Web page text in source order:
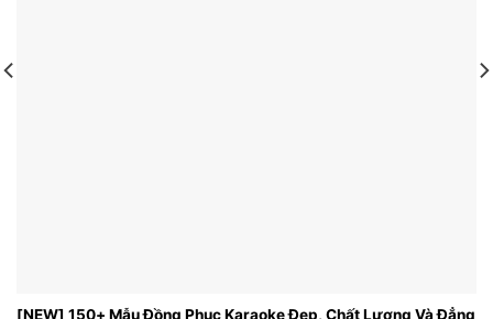
[NEW] 150+ Mẫu Đồng Phục Karaoke Đẹp, Chất Lượng Và Đẳng